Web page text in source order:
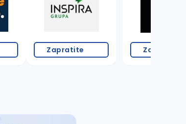
Zapratite Zapratite